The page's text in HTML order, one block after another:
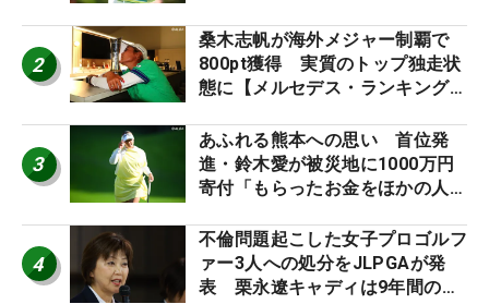
2
桑木志帆が海外メジャー制覇で
800pt獲得 実質のトップ独走状
態に【メルセデス・ランキング番
3
あふれる熊本への思い 首位発
進・鈴木愛が被災地に1000万円
寄付「もらったお金をほかの人
4
不倫問題起こした女子プロゴルフ
ァー3人への処分をJLPGAが発
表 栗永遼キャディは9年間の立